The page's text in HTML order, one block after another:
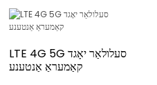
LTE 4G 5G סעלולאַר יאָגד
קאַמעראַ אַנטענע